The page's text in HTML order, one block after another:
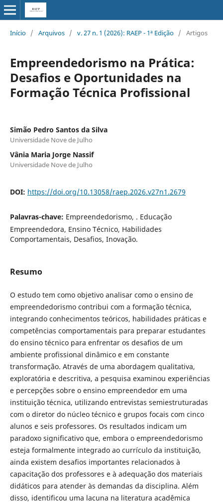
Início / Arquivos / v. 27 n. 1 (2026): RAEP - 1ª Edição / Artigos
Empreendedorismo na Prática:
Desafios e Oportunidades na
Formação Técnica Profissional
Simão Pedro Santos da Silva
Universidade Nove de Julho
Vânia Maria Jorge Nassif
Universidade Nove de Julho
DOI: https://doi.org/10.13058/raep.2026.v27n1.2679
Palavras-chave: Empreendedorismo, . Educação
Empreendedora, Ensino Técnico, Habilidades
Comportamentais, Desafios, Inovação.
Resumo
O estudo tem como objetivo analisar como o ensino de
empreendedorismo contribui com a formação técnica,
integrando conhecimentos teóricos, habilidades práticas e
competências comportamentais para preparar estudantes
do ensino técnico para enfrentar os desafios de um
ambiente profissional dinâmico e em constante
transformação. Através de uma abordagem qualitativa,
exploratória e descritiva, a pesquisa examinou experiências
e percepções sobre o ensino empreendedor em uma
instituição técnica, utilizando entrevistas semiestruturadas
com o diretor do núcleo técnico e grupos focais com cinco
alunos e seis professores. Os resultados indicam um
paradoxo significativo que, embora o empreendedorismo
esteja formalmente integrado ao currículo da instituição,
ainda existem desafios importantes relacionados à
capacitação dos professores e à adequação dos materiais
didáticos para atender às demandas da disciplina. Além
disso, identificou uma lacuna na literatura acadêmica